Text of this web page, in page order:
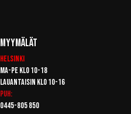
Myymälät
Helsinki
Ma-pe klo 10-18
Lauantaisin klo 10-16
Puh:
0445-805 850